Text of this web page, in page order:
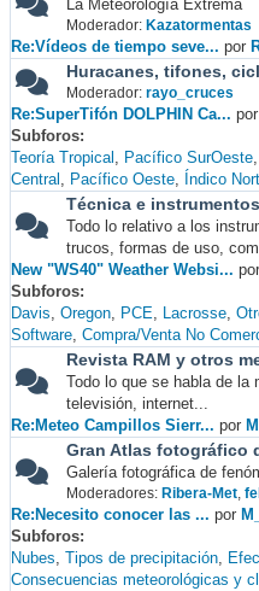
La Meteorología Extrema
Moderador: Kazatormentas
Re:Vídeos de tiempo seve... por
Huracanes, tifones,
Moderador: rayo_cruces
Re:SuperTifón DOLPHIN Ca... por
Subforos
Teoría Tropical
Pacífico SurOeste
Central
Pacífico Oeste Índico
Técnica e
Todo lo relativo a los
trucos, formas de uso,
New "WS40" Weather Websi... por
Subforos
Davis Oregon PCE Lacrosse
Software Compra/Venta No
Revista RAM y otros
Todo lo que se habla de la
televisión, internet...
Re:Meteo Campillos Sierr... por
Gran Atlas fotográfico
Galería fotográfica de
Moderadores: Ribera-Met,
Re:Necesito conocer las ... por
Subforos
Nubes Tipos de precipitación
Consecuencias meteorológicas y